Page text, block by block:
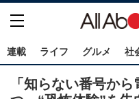
連載 ライフ グルメ 社
「知らない番号か